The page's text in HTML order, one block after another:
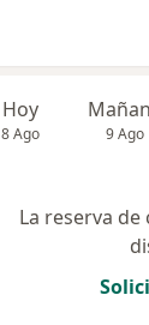
Hoy
8 Ago 9 Ago
La reserva